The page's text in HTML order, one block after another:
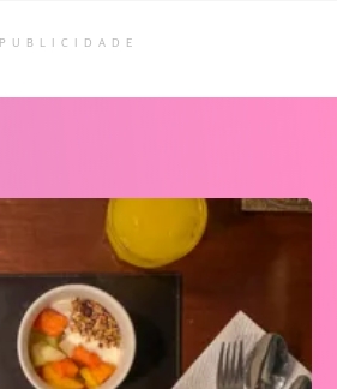
PUBLICIDADE